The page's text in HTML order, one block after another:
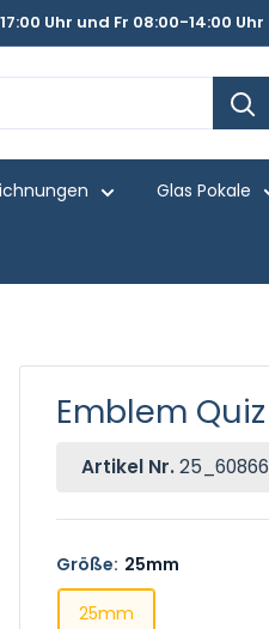
Uhr und Fr 08:00-14:00 Uhr
Glas Pokale
Emblem
Artikel Nr.
Größe: 25mm
25mm